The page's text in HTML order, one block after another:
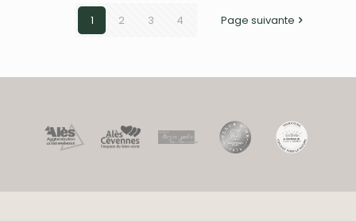
1 2 3 4 Page suivante